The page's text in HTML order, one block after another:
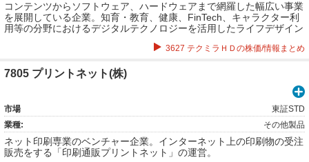
コンテンツからソフトウェア、ハードウェアまで網羅した幅広い事業
を展開している企業。知育・教育、健康、FinTech、キャラクター利
用等の分野におけるデジタルテクノロジーを活用したライフデザイン
トボット「OfficeBot」やクラウドアドレス帳サービス「SMARTアド
するAI&クラウド事業。通信デバイスの開発・製造やデバイスを使う
ためのプラットフォーム・アプリケーションの開発を通じてモノとイ
3627 テクミラＨＤの株価/情報まとめ
7805 プリントネット(株)
市場
東証STD
業種:
その他製品
ネット印刷専業のベンチャー企業。インターネット上の印刷物の受注
販売をする「印刷通販プリントネット」の運営。